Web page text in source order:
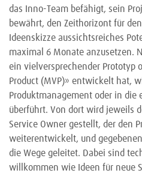
das Inno-Team befähigt, sein
bewährt, den Zeithorizont für
Ideenskizze aussichtsreiches
maximal 6 Monate anzusetzen.
ein vielversprechender Prototyp
Product (MVP)» entwickelt hat,
Produktmanagement oder in die
überführt. Von dort wird jeweils
Service Owner gestellt, der den
weiterentwickelt, und
die Wege geleitet. Dabei sind
willkommen wie Ideen für neue